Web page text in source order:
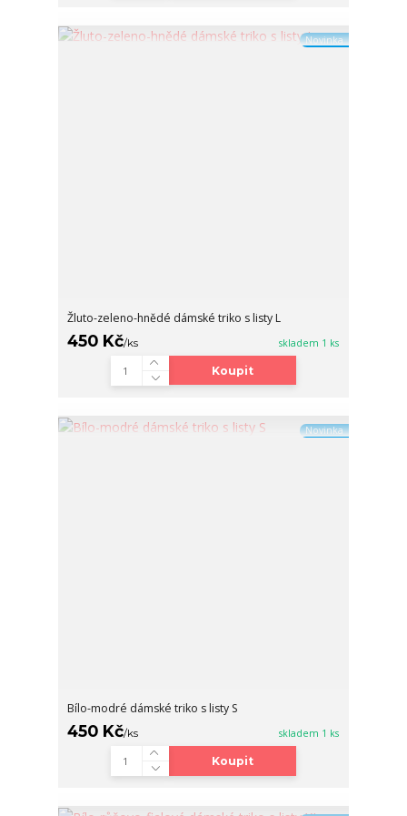
Novinka
Žluto-zeleno-hnědé dámské triko s listy L
450 Kč/ks skladem 1 ks
Koupit
Novinka
Bílo-modré dámské triko s listy S
450 Kč/ks skladem 1 ks
Koupit